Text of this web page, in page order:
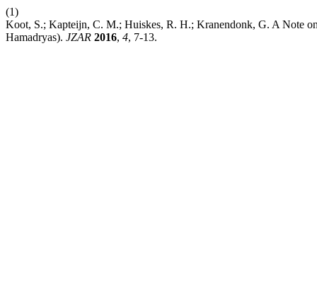
(1)
Koot, S.; Kapteijn, C. M.; Huiskes, R. H.; Kranendonk, G. A Note
Hamadryas). JZAR 2016, 4, 7-13.